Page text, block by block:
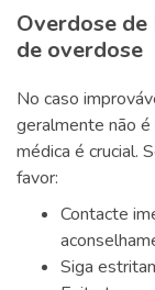
Overdose de
de overdose
No caso
geralmente não
médica é crucial.
favor:
Contacte
Siga